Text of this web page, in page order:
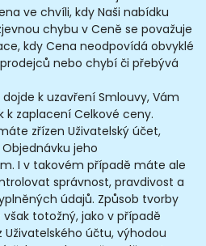
ve chvíli, kdy Naši nabídku
chybu v Ceně se považuje
kdy Cena neodpovídá obvyklé
nebo chybí či přebývá
k uzavření Smlouvy, Vám
k zaplacení Celkové ceny.
zřízen Uživatelský účet,
jeho
I v takovém případě máte ale
správnost, pravdivost a
údajů. Způsob tvorby
totožný, jako v případě
Uživatelského účtu, výhodou